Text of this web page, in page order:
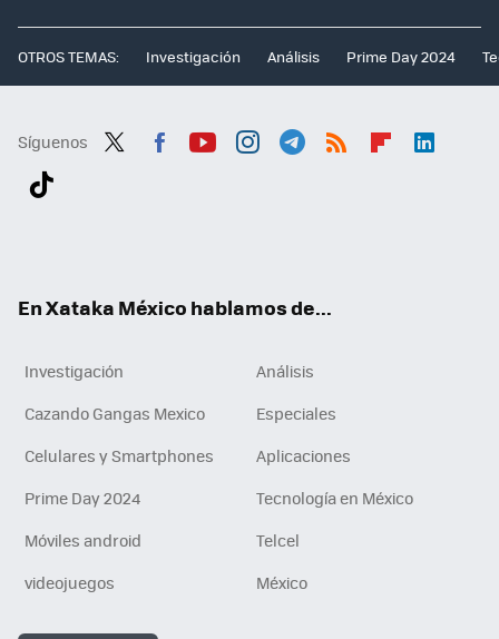
OTROS TEMAS: Investigación Análisis Prime Day 2024
Síguenos
En Xataka México hablamos de...
Investigación
Análisis
Cazando Gangas Mexico
Especiales
Celulares y Smartphones
Aplicaciones
Prime Day 2024
Tecnología en México
Móviles android
Telcel
videojuegos
México